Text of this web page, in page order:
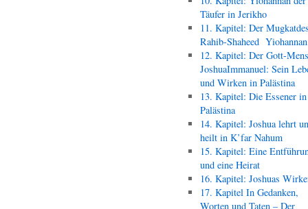
Täufer in Jerikho
11. Kapitel: Der
Rahib-Shaheed
12. Kapitel: Der Gott-
JoshuaImmanuel: Sein
und Wirken in Palästina
13. Kapitel: Die Essener in
Palästina
14. Kapitel: Joshua lehrt
heilt in K’far Nahum
15. Kapitel: Eine
und eine Heirat
16. Kapitel: Joshuas
17. Kapitel In Gedanken,
Worten und Taten – Der